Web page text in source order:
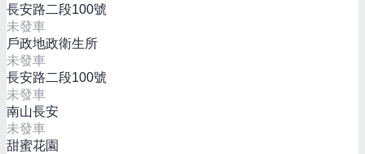
長安路二段100號
未發車
戶政地政衛生所
未發車
長安路二段100號
未發車
南山長安
未發車
甜蜜花園